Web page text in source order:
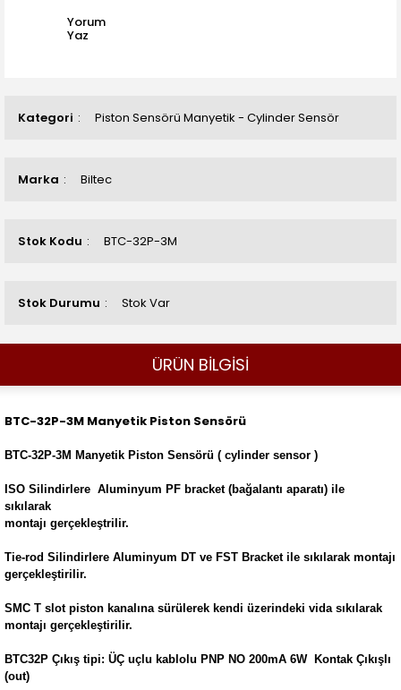
Kategori Piston Sensörü Manyetik - Cylinder Sensör
Marka Biltec
Stok Kodu BTC-32P-3M
Stok Durumu Stok Var
Yorum
Yaz
ÜRÜN BİLGİSİ
BTC-32P-3M Manyetik Piston Sensörü
BTC-32P-3M Manyetik Piston Sensörü ( cylinder sensor )
ISO Silindirlere Aluminyum PF bracket (bağalantı aparatı) ile
sıkılarak
montajı gerçekleştrilir.
Tie-rod Silindirlere Aluminyum DT ve FST Bracket ile sıkılarak montajı
gerçekleştirilir.
SMC T slot piston kanalına sürülerek kendi üzerindeki vida sıkılarak
montajı gerçekleştirilir.
BTC32P Çıkış tipi: ÜÇ uçlu kablolu PNP NO 200mA 6W Kontak Çıkışlı
(out)